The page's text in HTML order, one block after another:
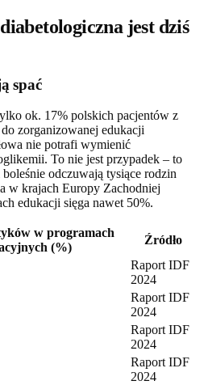
jest dziś
spać
ok. 17% polskich pacjentów z
zorganizowanej edukacji
nie potrafi wymienić
To nie jest przypadek – to
odczuwają tysiące rodzin
w krajach Europy Zachodniej
edukacji sięga nawet 50%.
w programach
(%)
Źródło
Raport IDF
2024
Raport IDF
2024
Raport IDF
2024
Raport IDF
2024